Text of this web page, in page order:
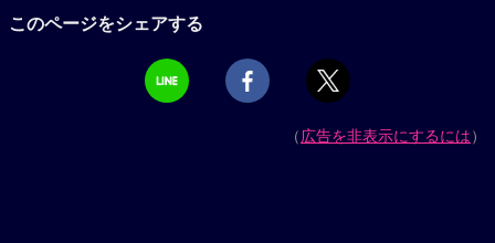
このページをシェアする
（広告を非表示にするには）